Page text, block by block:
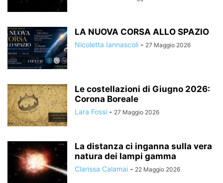
LA NUOVA CORSA ALLO SPAZIO
Nicoletta Iannascoli - 27 Maggio 2026
Le costellazioni di Giugno 2026:
Corona Boreale
Lara Fossi - 27 Maggio 2026
La distanza ci inganna sulla vera
natura dei lampi gamma
Clarissa Calamai - 22 Maggio 2026